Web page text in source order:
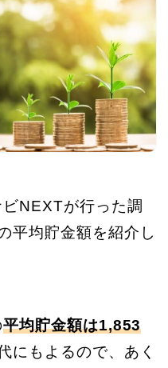
NEXTが行った調
平均貯金額を紹介し
平均貯金額は1,853
にもよるので、あく